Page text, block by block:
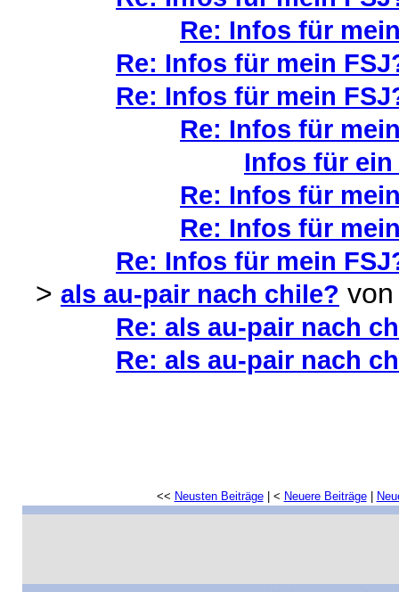
Re: Infos für
Re: Infos für mein
Re: Infos für mein
Re: Infos für
Infos für ein
Re: Infos für
Re: Infos für
Re: Infos für mein
> als au-pair nach chile?
Re: als au-pair nach
Re: als au-pair nach
<< Neusten Beiträge| < Neuere Beiträge|